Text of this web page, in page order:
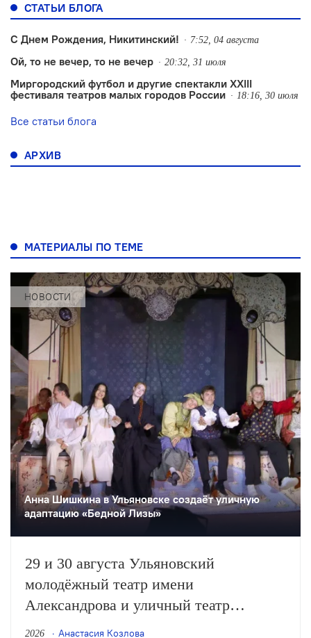
СТАТЬИ БЛОГА
С Днем Рождения, Никитинский! 7:52, 04 августа
Ой, то не вечер, то не вечер 20:32, 31 июля
Миргородский футбол и другие спектакли XXIII
фестиваля театров малых городов России
18:16, 30 июля
Все статьи блога
АРХИВ
МАТЕРИАЛЫ ПО ТЕМЕ
НОВОСТИ
Анна Шишкина в Ульяновске создаëт уличную
адаптацию «Бедной Лизы»
29 и 30 августа Ульяновский
молодёжный театр имени
Александрова и уличный театр
«Странствующие куклы господина
2026
Анастасия Козлова